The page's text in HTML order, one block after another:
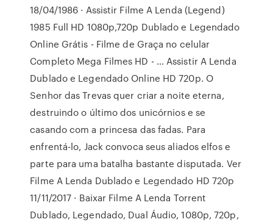
18/04/1986 · Assistir Filme A Lenda (Legend)
1985 Full HD 1080p,720p Dublado e Legendado
Online Grátis - Filme de Graça no celular
Completo Mega Filmes HD - … Assistir A Lenda
Dublado e Legendado Online HD 720p. O
Senhor das Trevas quer criar a noite eterna,
destruindo o último dos unicórnios e se
casando com a princesa das fadas. Para
enfrentá-lo, Jack convoca seus aliados elfos e
parte para uma batalha bastante disputada. Ver
Filme A Lenda Dublado e Legendado HD 720p
11/11/2017 · Baixar Filme A Lenda Torrent
Dublado, Legendado, Dual Áudio, 1080p, 720p,